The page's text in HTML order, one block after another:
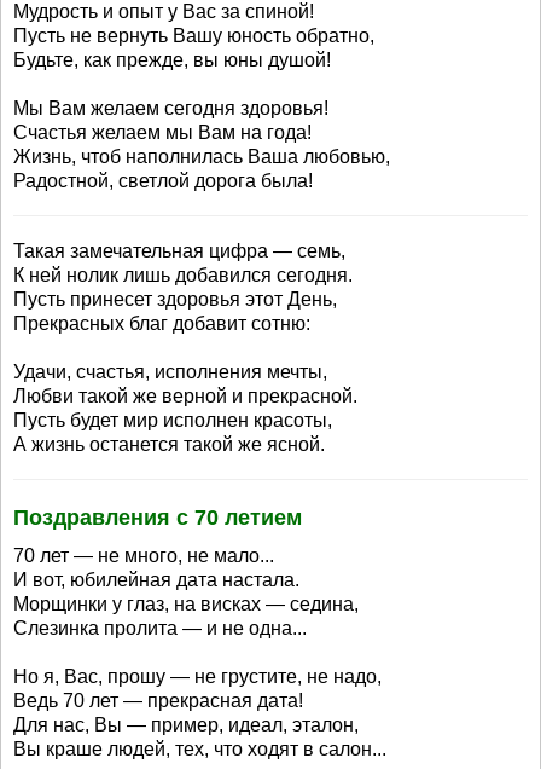
Мудрость и опыт у Вас за спиной!
Пусть не вернуть Вашу юность обратно,
Будьте, как прежде, вы юны душой!
Мы Вам желаем сегодня здоровья!
Счастья желаем мы Вам на года!
Жизнь, чтоб наполнилась Ваша любовью,
Радостной, светлой дорога была!
Такая замечательная цифра — семь,
К ней нолик лишь добавился сегодня.
Пусть принесет здоровья этот День,
Прекрасных благ добавит сотню:
Удачи, счастья, исполнения мечты,
Любви такой же верной и прекрасной.
Пусть будет мир исполнен красоты,
А жизнь останется такой же ясной.
Поздравления с 70 летием
70 лет — не много, не мало...
И вот, юбилейная дата настала.
Морщинки у глаз, на висках — седина,
Слезинка пролита — и не одна...
Но я, Вас, прошу — не грустите, не надо,
Ведь 70 лет — прекрасная дата!
Для нас, Вы — пример, идеал, эталон,
Вы краше людей, тех, что ходят в салон...